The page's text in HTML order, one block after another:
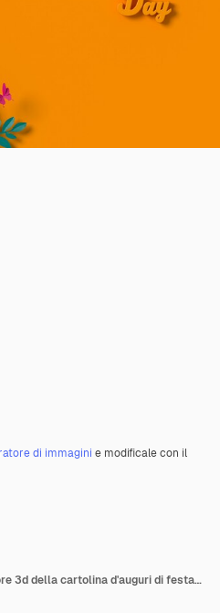
di immagini e modificale con il
Rappresentazione del fiore 3d della cartolina d'auguri di festa della mamma con il percorso di ritaglio.